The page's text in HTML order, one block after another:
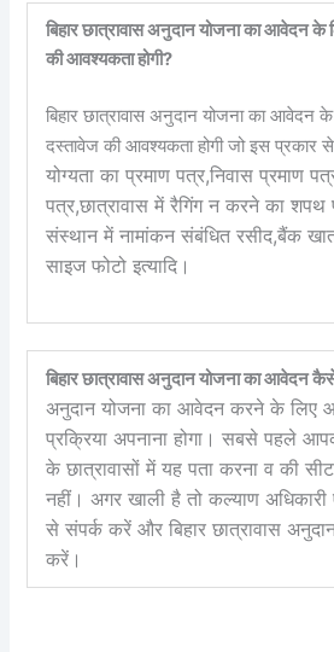
बिहार छात्रावास अनुदान योजना का आवेदन
की आवश्यकता होगी?
बिहार छात्रावास अनुदान योजना का आवेदन
दस्तावेज की आवश्यकता होगी जो इस प्रकार
योग्यता का प्रमाण पत्र,निवास प्रमाण
पत्र,छात्रावास में रैगिंग न करने का
संस्थान में नामांकन संबंधित रसीद,बैंक
साइज फोटो इत्यादि।
बिहार छात्रावास अनुदान योजना का आवेदन
अनुदान योजना का आवेदन करने के लिए
प्रक्रिया अपनाना होगा। सबसे पहले
के छात्रावासों में यह पता करना व की
नहीं। अगर खाली है तो कल्याण अधिकारी
से संपर्क करें और बिहार छात्रावास
करें।